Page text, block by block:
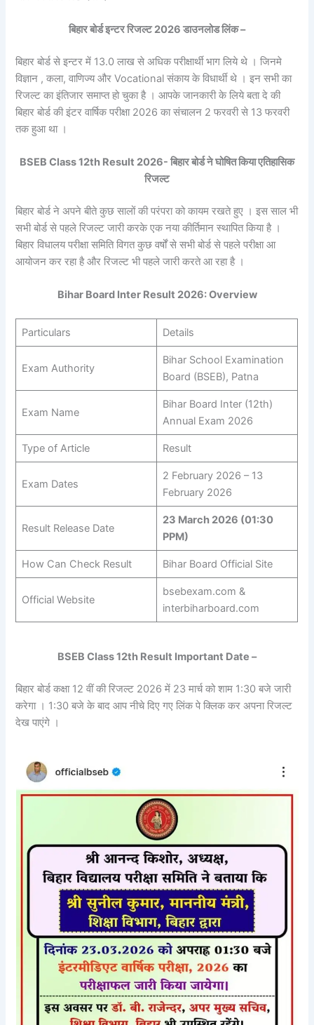
बिहार बोर्ड इन्टर रिजल्ट 2026 डाउनलोड लिंक –
बिहार बोर्ड से इन्टर में 13.0 लाख से अधिक परीक्षार्थी भाग लिये थे । जिनमे
विज्ञान , कला, वाणिज्य और Vocational संकाय के विधार्थी थे । इन सभी का
रिजल्ट का इंतिजार समाप्त हो चुका है । आपके जानकारी के लिये बता दे की
बिहार बोर्ड की इंटर वार्षिक परीक्षा 2026 का संचालन 2 फरवरी से 13 फरवरी
तक हुआ था ।
BSEB Class 12th Result 2026- बिहार बोर्ड ने घोषित किया एतिहासिक
रिजल्ट
बिहार बोर्ड ने अपने बीते कुछ सालों की परंपरा को कायम रखते हुए । इस साल भी
सभी बोर्ड से पहले रिजल्ट जारी करके एक नया कीर्तिमान स्थापित किया है ।
बिहार विधालय परीक्षा समिति विगत कुछ वर्षों से सभी बोर्ड से पहले परीक्षा आ
आयोजन कर रहा है और रिजल्ट भी पहले जारी करते आ रहा है ।
Bihar Board Inter Result 2026: Overview
Particulars Details
Exam Authority
Bihar School Examination
Board (BSEB), Patna
Exam Name
Bihar Board Inter (12th)
Annual Exam 2026
Type of Article Result
Exam Dates
2 February 2026 – 13
February 2026
Result Release Date
23 March 2026 (01:30
PPM)
How Can Check Result Bihar Board Official Site
Official Website
bsebexam.com &
interbiharboard.com
BSEB Class 12th Result Important Date –
बिहार बोर्ड कक्षा 12 वीं की रिजल्ट 2026 में 23 मार्च को शाम 1:30 बजे जारी
करेगा । 1:30 बजे के बाद आप नीचे दिए गए लिंक पे क्लिक कर अपना रिजल्ट
देख पाएंगे ।